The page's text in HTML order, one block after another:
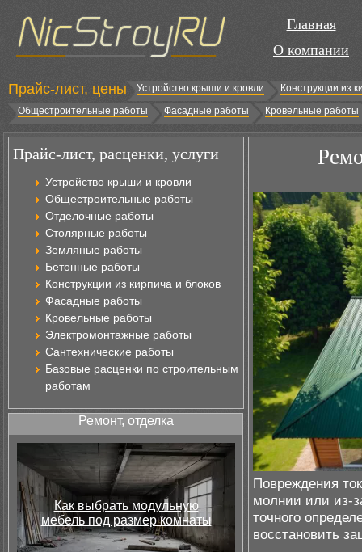
Главная
О компании
Прайс-лист, цены Устройство крыши и кровли
Конструкции из
Общестроительные работы
Фасадные работы Кровельные работы
Прайс-лист, расценки, услуги
Устройство крыши и кровли
Общестроительные работы
Отделочные работы
Столярные работы
Земляные работы
Бетонные работы
Конструкции из кирпича и блоков
Фасадные работы
Кровельные работы
Электромонтажные работы
Сантехнические работы
Базовые расценки по строительным
работам
Ремонт, отделка
Как выбрать модульную
мебель под размер комнаты
Повреждения
молнии или из-
точного
восстановить